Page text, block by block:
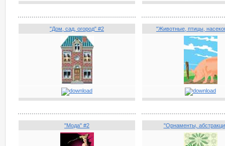
"Дом, сад, огород" #2 "Животные, птицы,
"Мода" #2 "Орнаменты,